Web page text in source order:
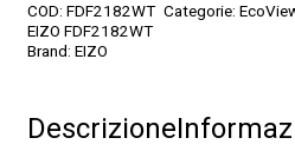
COD: FDF2182WT Categorie:
EIZO FDF2182WT
Brand: EIZO
Descrizione